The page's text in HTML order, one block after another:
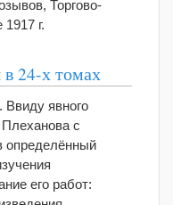
Торгово-
г.
24-х томах
Ввиду явного
с
определённый
его работ: